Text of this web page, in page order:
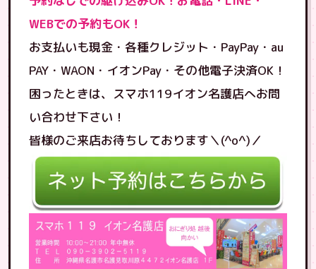
WEBでの予約もOK！
お支払いも現金・各種クレジット・PayPay・au
PAY・WAON・イオンPay・その他電子決済OK！
困ったときは、スマホ119イオン名護店へお問
い合わせ下さい！
皆様のご来店お待ちしております＼(^o^)／